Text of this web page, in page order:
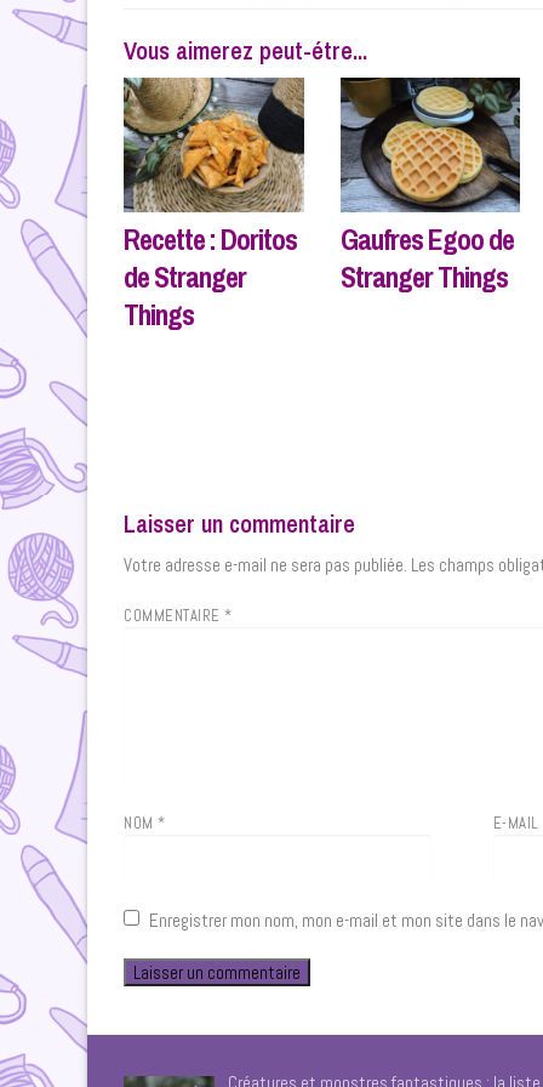
Vous aimerez peut-étre...
Recette : Doritos
de Stranger
Things
Gaufres Egoo de
Stranger Things
Laisser un commentaire
Votre adresse e-mail ne sera pas publiée. Les champs
COMMENTAIRE *
NOM * E-MAIL
Enregistrer mon nom, mon e-mail et mon site dans le